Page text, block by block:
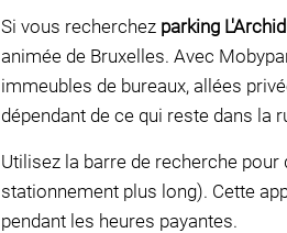
Si vous recherchez parking
animée de Bruxelles. Avec
immeubles de bureaux, allées
dépendant de ce qui reste dans la
Utilisez la barre de recherche
stationnement plus long). Cette
pendant les heures payantes.